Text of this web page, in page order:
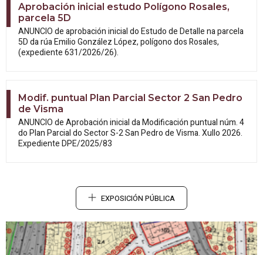
Aprobación inicial estudo Polígono Rosales,
parcela 5D
ANUNCIO de aprobación inicial do Estudode Detalle na parcela
5D da rúa Emilio González López, polígono dos Rosales,
(expediente 631/2026/26).
Modif. puntual Plan Parcial Sector 2 San Pedro
de Visma
ANUNCIO de Aprobación inicial daModificación puntual núm. 4
do Plan Parcial do Sector S-2 San Pedro de Visma. Xullo 2026.
Expediente DPE/2025/83
EXPOSICIÓN PÚBLICA